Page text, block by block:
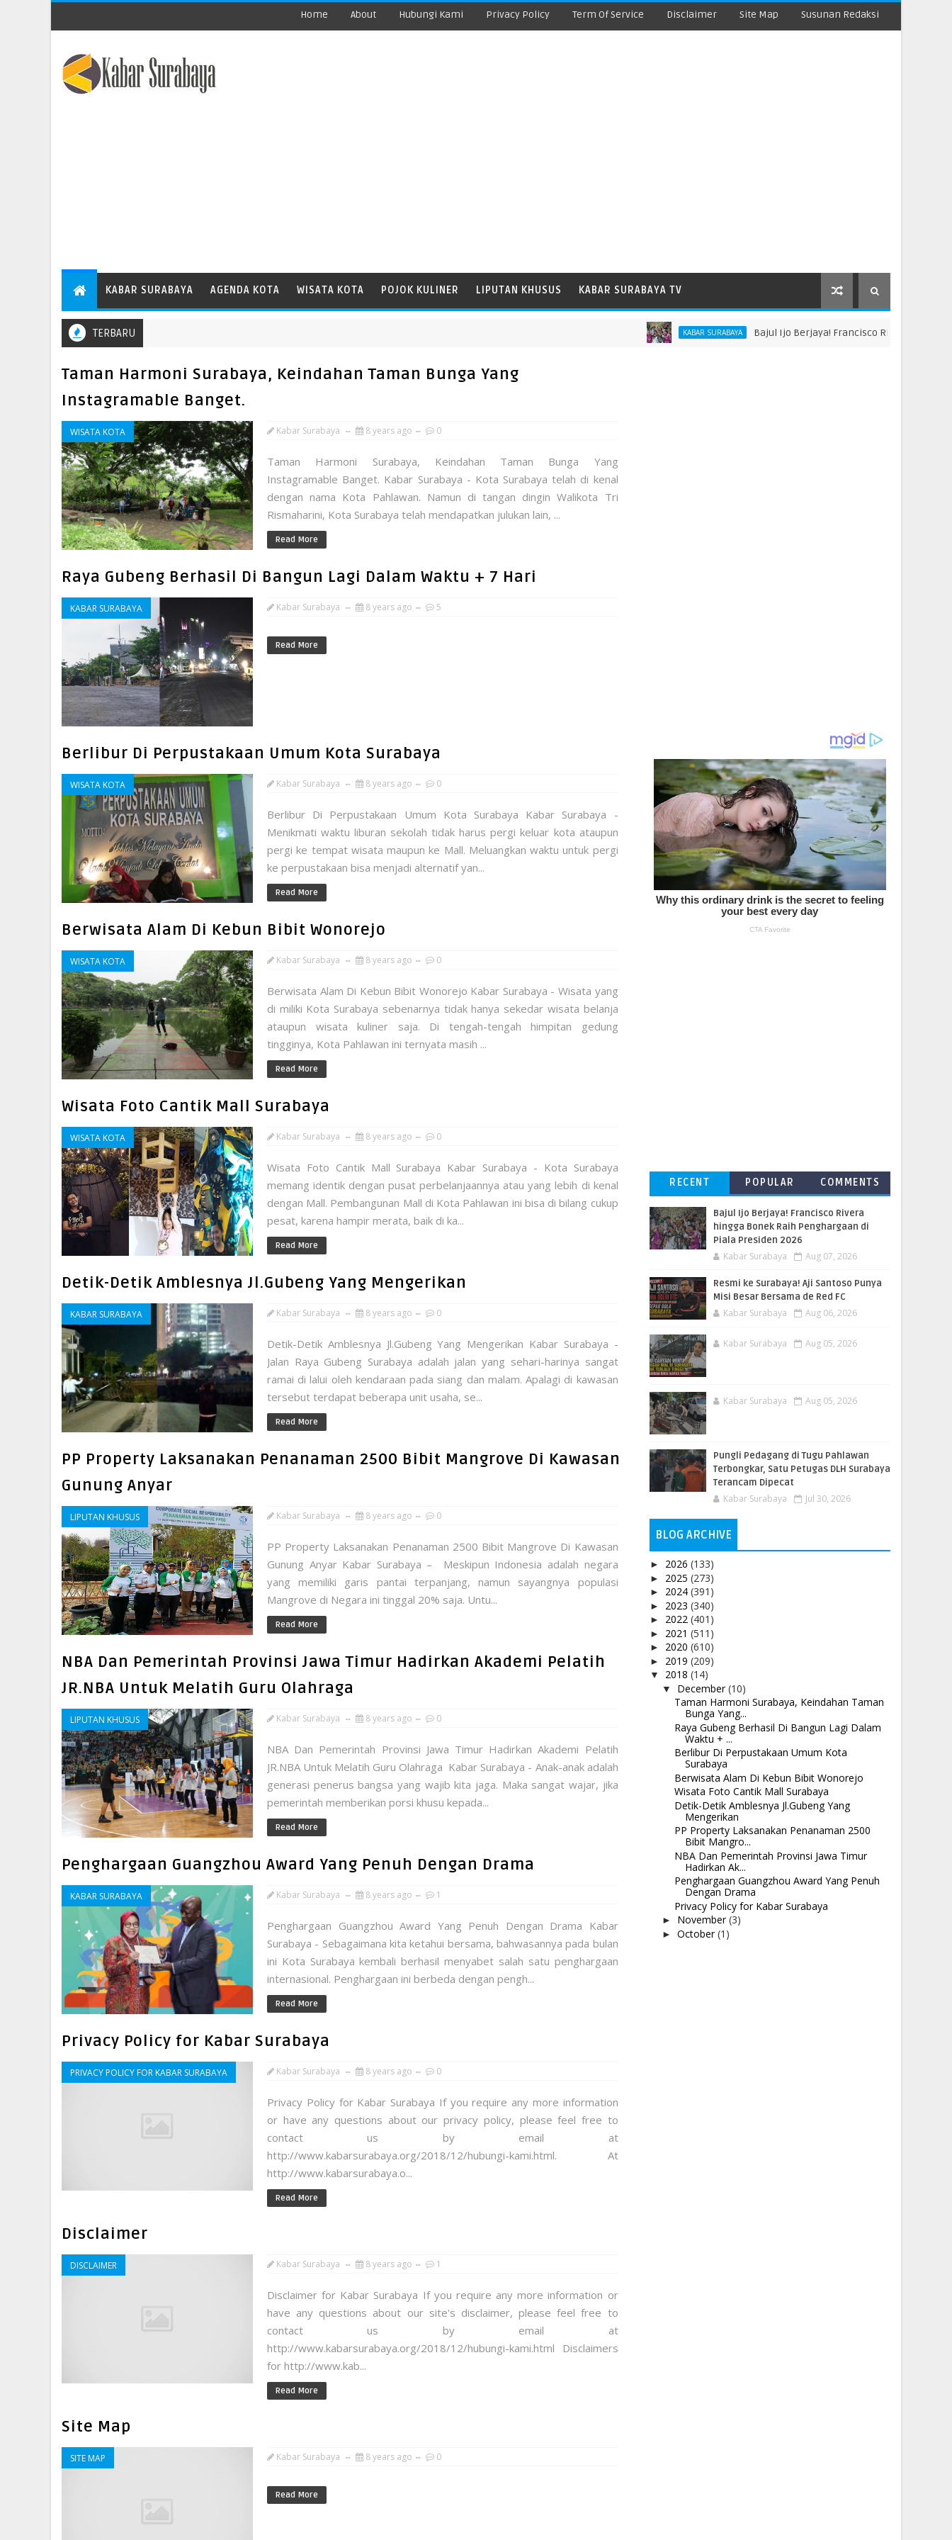
Home About Hubungi Kami Privacy Policy Term Of Service Disclaimer Site Map Susunan Redaksi
KABAR SURABAYA AGENDA KOTA WISATA KOTA POJOK KULINER LIPUTAN KHUSUS KABAR SURABAYA TV
TERBARU KABAR SURABAYA Bajul Ijo Berjaya! Francisco Rivera hingga Bonek
Taman Harmoni Surabaya, Keindahan Taman Bunga Yang
Instagramable Banget.
WISATA KOTA Kabar Surabaya 8 years ago 0
Taman Harmoni Surabaya, Keindahan Taman Bunga Yang
Instagramable Banget. Kabar Surabaya - Kota Surabaya telah di kenal
dengan nama Kota Pahlawan. Namun di tangan dingin Walikota Tri
Rismaharini, Kota Surabaya telah mendapatkan julukan lain, ...
Read More
Raya Gubeng Berhasil Di Bangun Lagi Dalam Waktu + 7 Hari
KABAR SURABAYA Kabar Surabaya 8 years ago 5
Read More
Berlibur Di Perpustakaan Umum Kota Surabaya
WISATA KOTA Kabar Surabaya 8 years ago 0
Berlibur Di Perpustakaan Umum Kota Surabaya Kabar Surabaya -
Menikmati waktu liburan sekolah tidak harus pergi keluar kota ataupun
pergi ke tempat wisata maupun ke Mall. Meluangkan waktu untuk pergi
ke perpustakaan bisa menjadi alternatif yan...
Read More
Berwisata Alam Di Kebun Bibit Wonorejo
WISATA KOTA Kabar Surabaya 8 years ago 0
Berwisata Alam Di Kebun Bibit Wonorejo Kabar Surabaya - Wisata yang
di miliki Kota Surabaya sebenarnya tidak hanya sekedar wisata belanja
ataupun wisata kuliner saja. Di tengah-tengah himpitan gedung
tingginya, Kota Pahlawan ini ternyata masih ...
Read More
Wisata Foto Cantik Mall Surabaya
WISATA KOTA Kabar Surabaya 8 years ago 0
Wisata Foto Cantik Mall Surabaya Kabar Surabaya - Kota Surabaya
memang identik dengan pusat perbelanjaannya atau yang lebih di kenal
dengan Mall. Pembangunan Mall di Kota Pahlawan ini bisa di bilang cukup
pesat, karena hampir merata, baik di ka...
Read More
Detik-Detik Amblesnya Jl.Gubeng Yang Mengerikan
KABAR SURABAYA Kabar Surabaya 8 years ago 0
Detik-Detik Amblesnya Jl.Gubeng Yang Mengerikan Kabar Surabaya -
Jalan Raya Gubeng Surabaya adalah jalan yang sehari-harinya sangat
ramai di lalui oleh kendaraan pada siang dan malam. Apalagi di kawasan
tersebut terdapat beberapa unit usaha, se...
Read More
PP Property Laksanakan Penanaman 2500 Bibit Mangrove Di Kawasan
Gunung Anyar
LIPUTAN KHUSUS Kabar Surabaya 8 years ago 0
PP Property Laksanakan Penanaman 2500 Bibit Mangrove Di Kawasan
Gunung Anyar Kabar Surabaya – Meskipun Indonesia adalah negara
yang memiliki garis pantai terpanjang, namun sayangnya populasi
Mangrove di Negara ini tinggal 20% saja. Untu...
Read More
NBA Dan Pemerintah Provinsi Jawa Timur Hadirkan Akademi Pelatih
JR.NBA Untuk Melatih Guru Olahraga
LIPUTAN KHUSUS Kabar Surabaya 8 years ago 0
NBA Dan Pemerintah Provinsi Jawa Timur Hadirkan Akademi Pelatih
JR.NBA Untuk Melatih Guru Olahraga Kabar Surabaya - Anak-anak adalah
generasi penerus bangsa yang wajib kita jaga. Maka sangat wajar, jika
pemerintah memberikan porsi khusu kepada...
Read More
Penghargaan Guangzhou Award Yang Penuh Dengan Drama
KABAR SURABAYA Kabar Surabaya 8 years ago 1
Penghargaan Guangzhou Award Yang Penuh Dengan Drama Kabar
Surabaya - Sebagaimana kita ketahui bersama, bahwasannya pada bulan
ini Kota Surabaya kembali berhasil menyabet salah satu penghargaan
internasional. Penghargaan ini berbeda dengan pengh...
Read More
Privacy Policy for Kabar Surabaya
PRIVACY POLICY FOR KABAR SURABAYA Kabar Surabaya 8 years ago 0
Privacy Policy for Kabar Surabaya If you require any more information
or have any questions about our privacy policy, please feel free to
contact us by email at
http://www.kabarsurabaya.org/2018/12/hubungi-kami.html. At
http://www.kabarsurabaya.o...
Read More
Disclaimer
DISCLAIMER Kabar Surabaya 8 years ago 1
Disclaimer for Kabar Surabaya If you require any more information or
have any questions about our site's disclaimer, please feel free to
contact us by email at
http://www.kabarsurabaya.org/2018/12/hubungi-kami.html Disclaimers
for http://www.kab...
Read More
Site Map
SITE MAP Kabar Surabaya 8 years ago 0
Read More
RECENT POPULAR COMMENTS
Bajul Ijo Berjaya! Francisco Rivera
hingga Bonek Raih Penghargaan di
Piala Presiden 2026
Kabar Surabaya Aug 07, 2026
Resmi ke Surabaya! Aji Santoso Punya
Misi Besar Bersama de Red FC
Kabar Surabaya Aug 06, 2026
Kabar Surabaya Aug 05, 2026
Kabar Surabaya Aug 05, 2026
Pungli Pedagang di Tugu Pahlawan
Terbongkar, Satu Petugas DLH Surabaya
Terancam Dipecat
Kabar Surabaya Jul 30, 2026
BLOG ARCHIVE
► 2026 (133)
► 2025 (273)
► 2024 (391)
► 2023 (340)
► 2022 (401)
► 2021 (511)
► 2020 (610)
► 2019 (209)
▼ 2018 (14)
▼ December(10)
Taman Harmoni Surabaya, Keindahan Taman
Bunga Yang...
Raya Gubeng Berhasil Di Bangun Lagi Dalam
Waktu + ...
Berlibur Di Perpustakaan Umum Kota
Surabaya
Berwisata Alam Di Kebun Bibit Wonorejo
Wisata Foto Cantik Mall Surabaya
Detik-Detik Amblesnya Jl.Gubeng Yang
Mengerikan
PP Property Laksanakan Penanaman 2500
Bibit Mangro...
NBA Dan Pemerintah Provinsi Jawa Timur
Hadirkan Ak...
Penghargaan Guangzhou Award Yang Penuh
Dengan Drama
Privacy Policy for Kabar Surabaya
► November(3)
► October(1)